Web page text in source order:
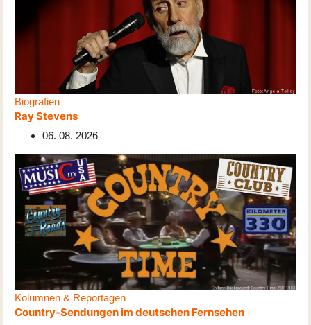
Biografien
Ray Stevens
06. 08. 2026
Kolumnen & Reportagen
Country-Sendungen im deutschen Fernsehen